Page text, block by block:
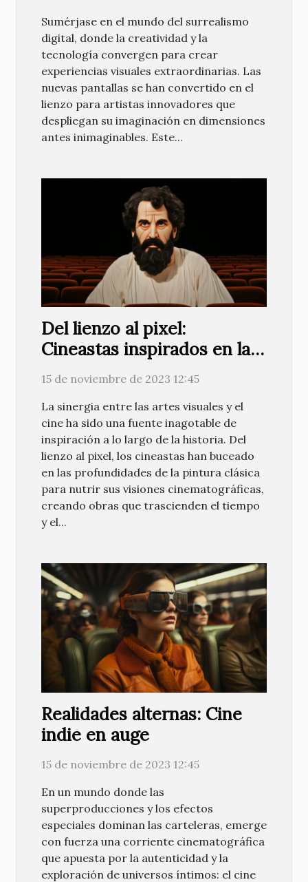
Sumérjase en el mundo del surrealismo
digital, donde la creatividad y la
tecnología convergen para crear
experiencias visuales extraordinarias. Las
nuevas pantallas se han convertido en el
lienzo para artistas innovadores que
despliegan su imaginación en dimensiones
antes inimaginables. Este...
Del lienzo al pixel:
Cineastas inspirados en la
pintura clásica
15 de noviembre de 2023 12:45
La sinergia entre las artes visuales y el
cine ha sido una fuente inagotable de
inspiración a lo largo de la historia. Del
lienzo al pixel, los cineastas han buceado
en las profundidades de la pintura clásica
para nutrir sus visiones cinematográficas,
creando obras que trascienden el tiempo
y el...
Realidades alternas: Cine
indie en auge
15 de noviembre de 2023 12:45
En un mundo donde las
superproducciones y los efectos
especiales dominan las carteleras, emerge
con fuerza una corriente cinematográfica
que apuesta por la autenticidad y la
exploración de universos íntimos: el cine